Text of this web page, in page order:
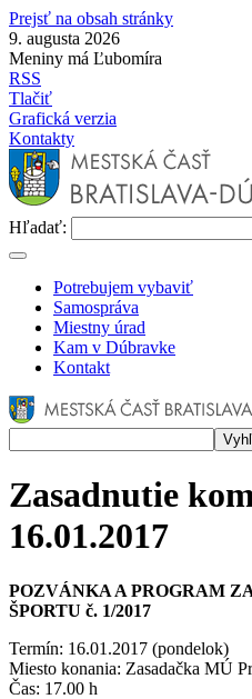
Prejsť na obsah stránky
9. augusta 2026
Meniny má Ľubomíra
RSS
Tlačiť
Grafická verzia
Kontakty
Hľadať:
Potrebujem vybaviť
Samospráva
Miestny úrad
Kam v Dúbravke
Kontakt
Zasadnutie
16.01.2017
POZVÁNKA A PROGRAM
ŠPORTU č. 1/2017
Termín: 16.01.2017 (pondelok)
Miesto konania: Zasadačka MÚ
Čas: 17.00 h